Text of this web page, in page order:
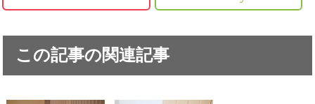
この記事の関連記事